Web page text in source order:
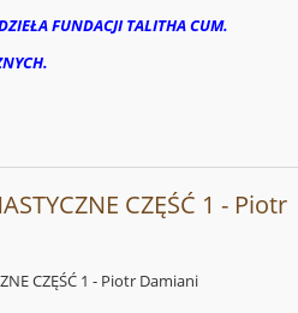
FUNDACJI TALITHA CUM.
CZĘŚĆ 1 - Piotr
CZĘŚĆ 1 - Piotr Damiani